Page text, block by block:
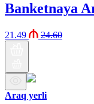
Banketnaya
21.49 24.60
Araq yerli